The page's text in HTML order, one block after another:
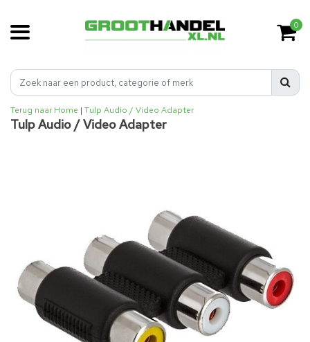
0
Terug naar Home | Tulp Audio / Video Adapter
Tulp Audio / Video Adapter